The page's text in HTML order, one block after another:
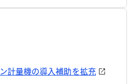
のでお知らせします。
計量機の導入補助を拡充